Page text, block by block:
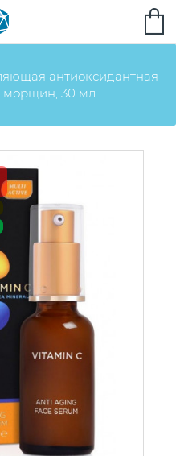
антиоксидантная
морщин, 30 мл